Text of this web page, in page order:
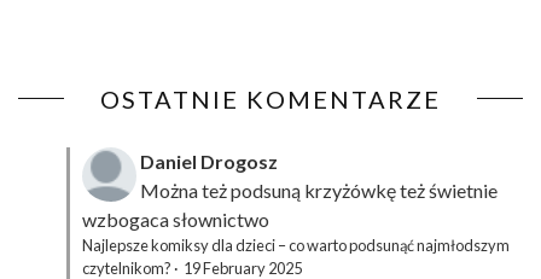
OSTATNIE KOMENTARZE
Daniel Drogosz
Można też podsuną krzyżówkęteż świetnie
wzbogaca słownictwo
Najlepsze komiksy dla dzieci – co warto podsunąć najmłodszym
czytelnikom? · 19 February 2025